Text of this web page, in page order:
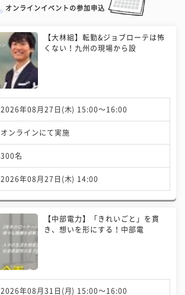
オンラインイベントの参加申込
【大林組】転勤&ジョブローテは怖
くない！九州の現場から設
2026年08月27日(木) 15:00〜16:00
オンラインにて実施
300名
2026年08月27日(木) 14:00
【中部電力】「きれいごと」を貫
き、想いを形にする！中部電
2026年08月31日(月) 15:00〜16:00